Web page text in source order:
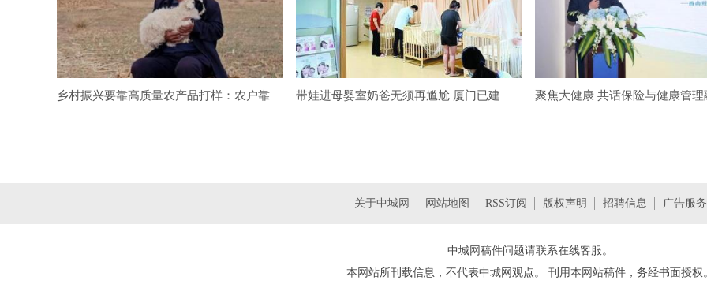
乡村振兴要靠高质量农产品打样：农户靠 带娃进母婴室奶爸无须再尴尬 厦门已建 聚焦大健康 共话保险与健康管理
关于中城网 网站地图 RSS订阅 版权声明 招聘信息 广告服务
中城网稿件问题请联系在线客服。
本网站所刊载信息，不代表中城网 观点。 刊用本网站稿件，务经书面授权